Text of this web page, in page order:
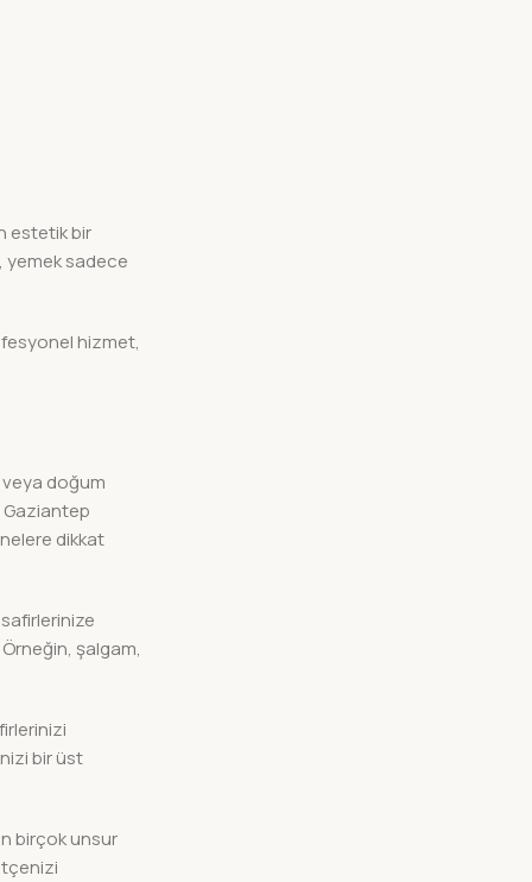
estetik bir
yemek sadece
hizmet,
veya doğum
dikkat
şalgam,
bir üst
birçok unsur